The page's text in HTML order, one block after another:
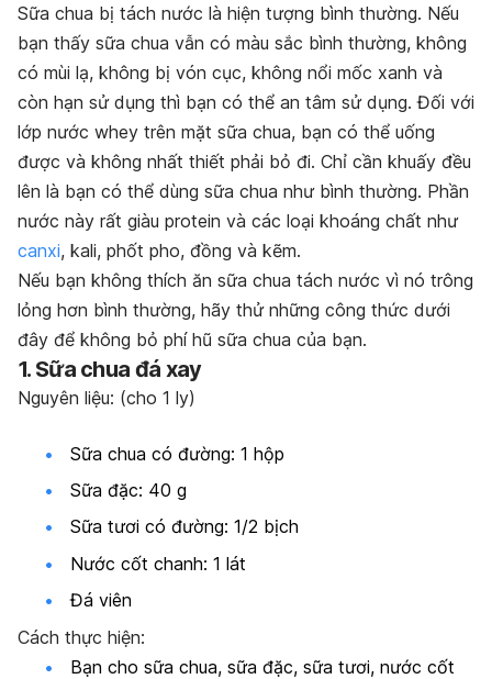
Sữa chua bị tách nước là hiện tượng bình thường. Nếu
bạn thấy sữa chua vẫn có màu sắc bình thường, không
có mùi lạ, không bị vón cục, không nổi mốc xanh và
còn hạn sử dụng thì bạn có thể an tâm sử dụng. Đối với
lớp nước whey trên mặt sữa chua, bạn có thể uống
được và không nhất thiết phải bỏ đi. Chỉ cần khuấy đều
lên là bạn có thể dùng sữa chua như bình thường. Phần
nước này rất giàu protein và các loại khoáng chất như
canxi, kali, phốt pho, đồng và kẽm.
Nếu bạn không thích ăn sữa chua tách nước vì nó trông
lỏng hơn bình thường, hãy thử những công thức dưới
đây để không bỏ phí hũ sữa chua của bạn.
1. Sữa chua đá xay
Nguyên liệu: (cho 1 ly)
Sữa chua có đường: 1 hộp
Sữa đặc: 40 g
Sữa tươi có đường: 1/2 bịch
Nước cốt chanh: 1 lát
Đá viên
Cách thực hiện:
Bạn cho sữa chua, sữa đặc, sữa tươi, nước cốt